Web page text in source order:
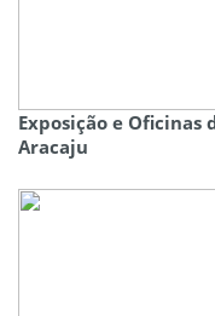
Exposição e Oficinas
Aracaju